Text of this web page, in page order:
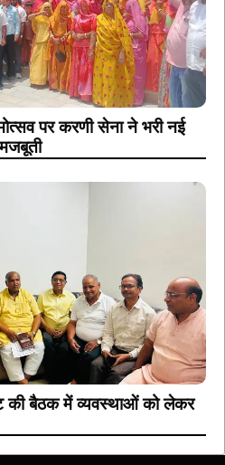
पर करणी सेना ने भरी नई
की बैठक में व्यवस्थाओं को लेकर